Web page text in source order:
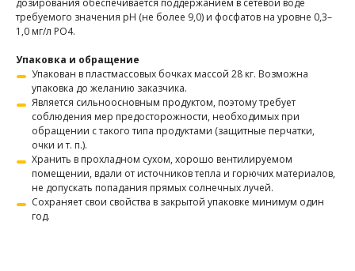
дозирования обеспечивается поддержанием в сетевой воде
требуемого значения рН (не более 9,0) и фосфатов на уровне 0,3–
1,0 мг/л РО4.
Упаковка и обращение
Упакован в пластмассовых бочках массой 28 кг. Возможна
упаковка до желанию заказчика.
Является сильноосновным продуктом, поэтому требует
соблюдения мер предосторожности, необходимых при
обращении с такого типа продуктами (защитные перчатки,
очки и т. п.).
Хранить в прохладном сухом, хорошо вентилируемом
помещении, вдали от источников тепла и горючих материалов,
не допускать попадания прямых солнечных лучей.
Сохраняет свои свойства в закрытой упаковке минимум один
год.